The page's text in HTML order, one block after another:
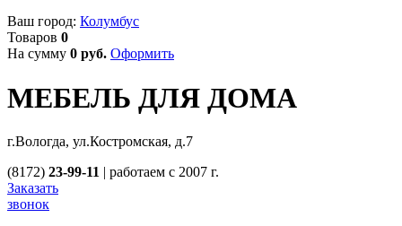
Ваш город: Колумбус
Товаров 0
На сумму 0 руб. Оформить
МЕБЕЛЬ ДЛЯ ДОМА
г.Вологда, ул.Костромская, д.7
(8172) 23-99-11 | работаем с 2007 г.
Заказать
звонок